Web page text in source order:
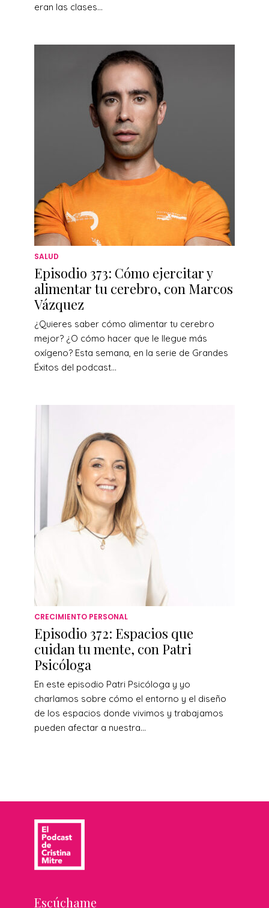
eran las clases...
SALUD
Episodio 373: Cómo ejercitar y
alimentar tu cerebro, con Marcos
Vázquez
¿Quieres saber cómo alimentar tu cerebro
mejor? ¿O cómo hacer que le llegue más
oxígeno? Esta semana, en la serie de Grandes
Éxitos del podcast...
CRECIMIENTO PERSONAL
Episodio 372: Espacios que
cuidan tu mente, con Patri
Psicóloga
En este episodio Patri Psicóloga y yo
charlamos sobre cómo el entorno y el diseño
de los espacios donde vivimos y trabajamos
pueden afectar a nuestra...
Escúchame